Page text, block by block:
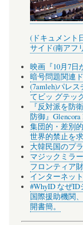
(ドキュメント
サイド(南アフ
映画『10月7日
暗号問題関連
(7amleh)パレ
てビッ グテッ
『反対派を防
防御』
集団的・差別
世界的禁止を
大韓民国のプ
マジックミラ
フロンティア
インターネッ
#WhyID なぜ
国際援助機関
開書簡。